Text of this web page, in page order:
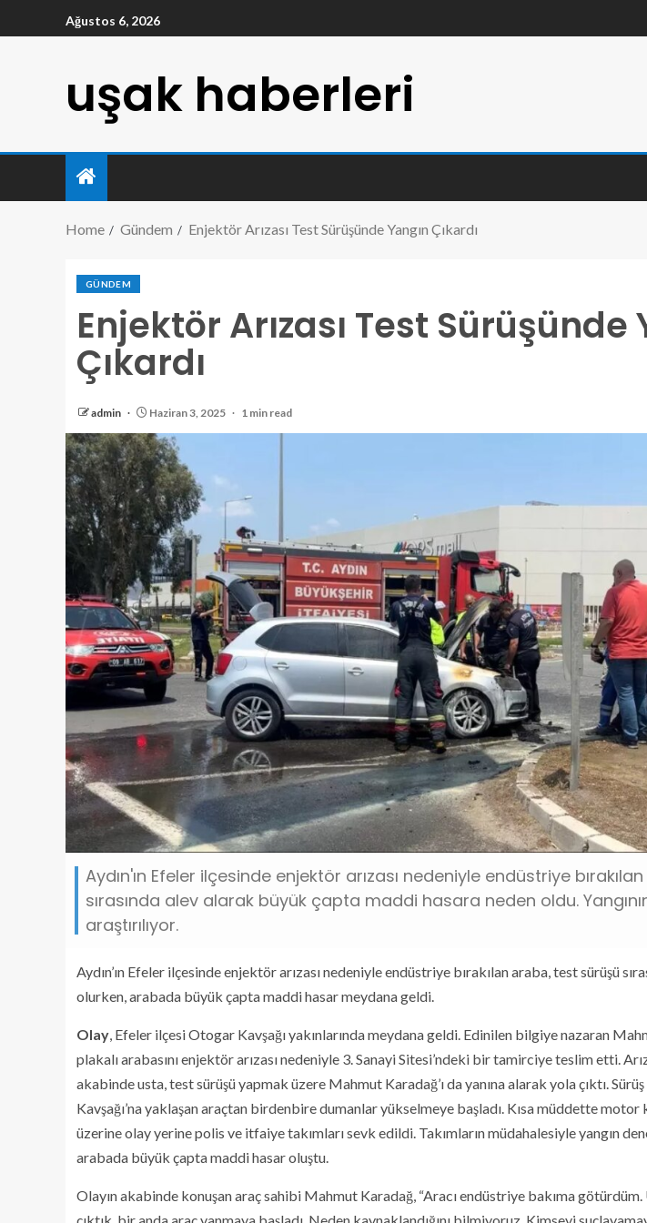
Ağustos 6, 2026
uşak haberleri
Home Gündem Enjektör Arızası Test Sürüşünde Yangın Çıkardı
GÜNDEM
Enjektör Arızası Test Sürüşünde
Çıkardı
admin Haziran 3, 2025 1 min read
Aydın'ın Efeler ilçesinde enjektör arızası nedeniyle endüstriye
sırasında alev alarak büyük çapta maddi hasara neden oldu.
araştırılıyor.
Aydın’ın Efeler ilçesinde enjektör arızası nedeniyle endüstriye bırakılan araba, test sürüşü
olurken, arabada büyük çapta maddi hasar meydana geldi.
Olay, Efeler ilçesi Otogar Kavşağı yakınlarında meydana geldi. Edinilen bilgiye nazaran
plakalı arabasını enjektör arızası nedeniyle 3. Sanayi Sitesi’ndeki bir tamirciye teslim etti.
akabinde usta, test sürüşü yapmak üzere Mahmut Karadağ’ı da yanına alarak yola çıktı.
Kavşağı’na yaklaşan araçtan birdenbire dumanlar yükselmeye başladı. Kısa müddette motor
üzerine olay yerine polis ve itfaiye takımları sevk edildi. Takımların müdahalesiyle yangın
arabada büyük çapta maddi hasar oluştu.
Olayın akabinde konuşan araç sahibi Mahmut Karadağ, “Aracı endüstriye bakıma